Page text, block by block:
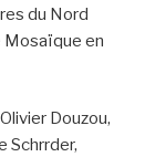
du Nord
Mosaïque en
Douzou,
Schrrder,